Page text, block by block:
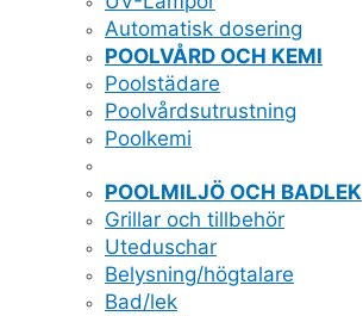
Automatisk dosering
POOLVÅRD OCH KEMI
Poolstädare
Poolvårdsutrustning
Poolkemi
POOLMILJÖ OCH BADLEK
Grillar och tillbehör
Uteduschar
Belysning/högtalare
Bad/lek